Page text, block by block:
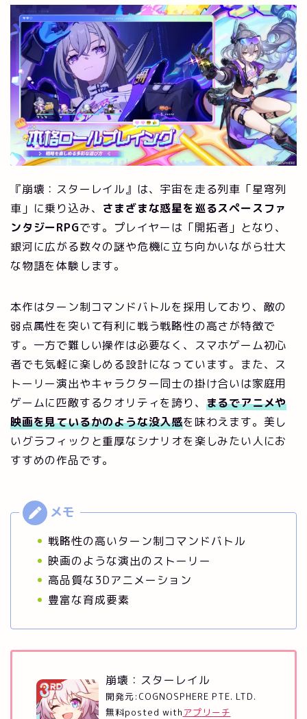
『崩壊：スターレイル』は、宇宙を走る列車「星穹列
車」に乗り込み、 さまざまな惑星を巡るスペースファ
ンタジーRPGです。プレイヤーは「開拓者」となり、
銀河に広がる数々の謎や危機に立ち向かいながら壮大
な物語を体験します。
本作はターン制コマンドバトルを採用しており、敵の
弱点属性を突いて有利に戦う戦略性の高さが特徴で
す。一方で難しい操作は必要なく、スマホゲーム初心
者でも気軽に楽しめる設計になっています。また、ス
トーリー演出やキャラクター同士の掛け合いは家庭用
ゲームに匹敵するクオリティを誇り、 まるでアニメや
映画を見ているかのような没入感を味わえます。美し
いグラフィックと重厚なシナリオを楽しみたい人にお
すすめの作品です。
戦略性の高いターン制コマンドバトル
映画のような演出のストーリー
高品質な3Dアニメーション
豊富な育成要素
崩壊：スターレイル
開発元: COGNOSPHERE PTE. LTD.
無料posted with アプリーチ